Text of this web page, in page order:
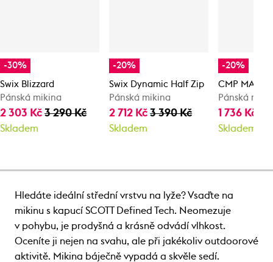
-30%
Swix Blizzard
Pánská mikina
2 303 Kč 3 290 Kč
Skladem
-20%
Swix Dynamic Half Zip
Pánská mikina
2 712 Kč3 390 Kč
Skladem
-20%
CMP MAN
Pánská
1 736 Kč
Skladem
Hledáte ideální střední vrstvu na lyže? Vsaďte na
mikinu s kapucí SCOTT Defined Tech. Neomezuje
v pohybu, je prodyšná a krásně odvádí vlhkost.
Oceníte ji nejen na svahu, ale při jakékoliv outdoorové
aktivitě. Mikina báječně vypadá a skvěle sedí.